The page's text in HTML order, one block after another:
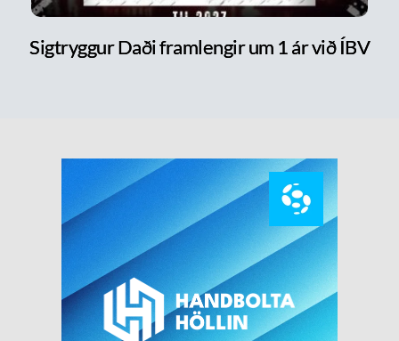
Sigtryggur Daði framlengir um 1 ár við ÍBV